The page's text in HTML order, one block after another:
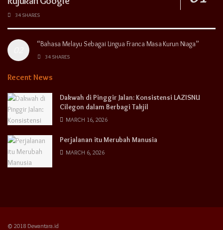
34 SHARES
“Bahasa Melayu Sebagai Lingua Franca Masa Kurun Niaga”
34 SHARES
Recent News
Dakwah di Pinggir Jalan: Konsistensi LAZISNU
Cilegon dalam Berbagi Takjil
MARCH 16, 2026
Perjalanan itu Merubah Manusia
MARCH 6, 2026
© 2018 Dewantara.id